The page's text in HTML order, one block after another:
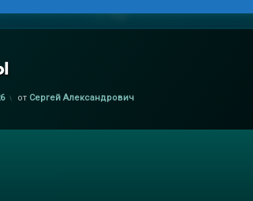
от Сергей Александрович